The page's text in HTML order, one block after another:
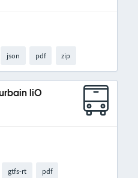
json pdf zip
liO
gtfs-rt pdf